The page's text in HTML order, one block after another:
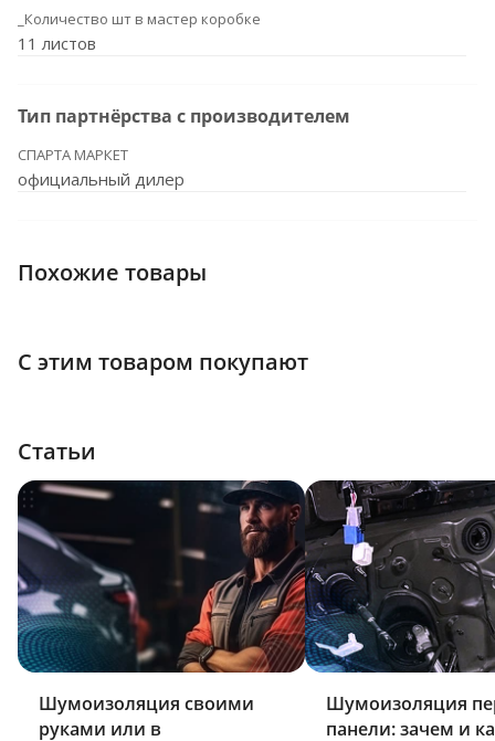
_Количество шт в мастер коробке
11 листов
Тип партнёрства с производителем
СПАРТА МАРКЕТ
официальный дилер
Похожие товары
С этим товаром покупают
Статьи
Шумоизоляция своими
руками или в
Шумоизоляция
панели: зачем и